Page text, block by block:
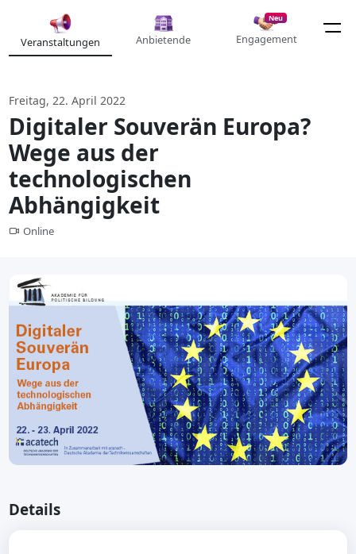
Veranstaltungen Anbietende
Neu
Engagement
Freitag, 22. April 2022
Digitaler Souverän Europa?
Wege aus der
technologischen
Abhängigkeit
Online
Details